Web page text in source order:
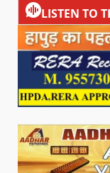
LISTEN TO